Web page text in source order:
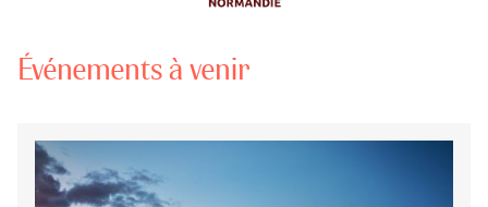
Événements à venir